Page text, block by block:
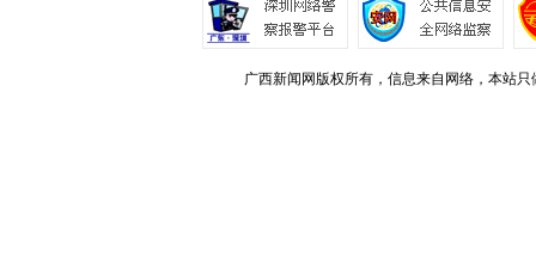
广西新闻网版权所有，信息来自网络，本站